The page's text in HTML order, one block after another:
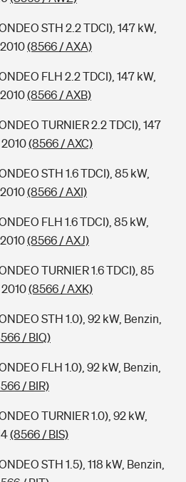
STH 2.2 TDCI), 147 kW,
(8566 / AXA)
FLH 2.2 TDCI), 147 kW,
(8566 / AXB)
TURNIER 2.2 TDCI), 147
(8566 / AXC)
STH 1.6 TDCI), 85 kW,
(8566 / AXI)
FLH 1.6 TDCI), 85 kW,
(8566 / AXJ)
TURNIER 1.6 TDCI), 85
(8566 / AXK)
STH 1.0), 92 kW, Benzin,
/ BIQ)
FLH 1.0), 92 kW, Benzin,
/ BIR)
TURNIER 1.0), 92 kW,
(8566 / BIS)
STH 1.5), 118 kW, Benzin,